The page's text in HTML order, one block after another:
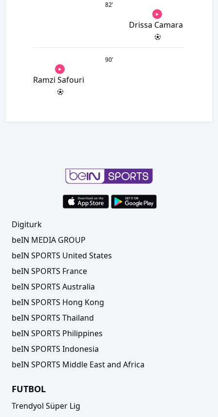
82’
Drissa Camara
90’
Ramzi Safouri
Digiturk
beIN MEDIA GROUP
beIN SPORTS United States
beIN SPORTS France
beIN SPORTS Australia
beIN SPORTS Hong Kong
beIN SPORTS Thailand
beIN SPORTS Philippines
beIN SPORTS Indonesia
beIN SPORTS Middle East and Africa
FUTBOL
Trendyol Süper Lig